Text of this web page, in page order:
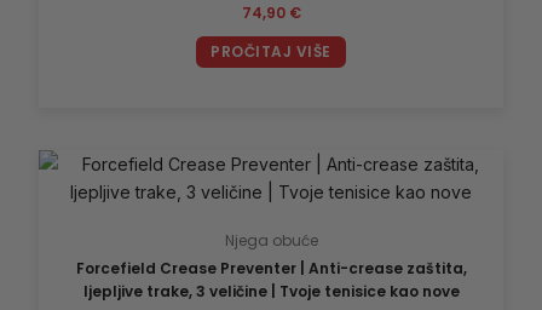
74,90 €
PROČITAJ VIŠE
Njega obuće
Forcefield Crease Preventer | Anti-crease zaštita,
ljepljive trake, 3 veličine | Tvoje tenisice kao nove
Ovaj
proizvod
varijanti.
Opcije